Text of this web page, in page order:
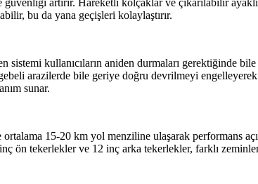
bu da yana geçişleri kolaylaştırır.
kullanıcıların aniden durmaları gerektiğinde
arazilerde bile geriye doğru devrilmeyi
sunar.
15-20 km yol menziline ulaşarak performans
ön tekerlekler ve 12 inç arka tekerlekler, farklı